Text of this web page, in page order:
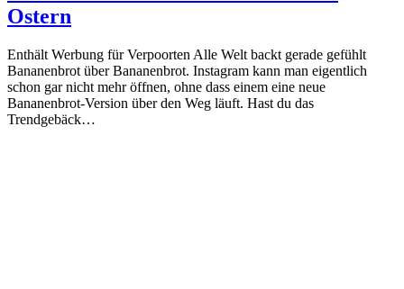
Ostern
Enthält Werbung für Verpoorten Alle Welt backt gerade gefühlt
Bananenbrot über Bananenbrot. Instagram kann man eigentlich
schon gar nicht mehr öffnen, ohne dass einem eine neue
Bananenbrot-Version über den Weg läuft. Hast du das
Trendgebäck…